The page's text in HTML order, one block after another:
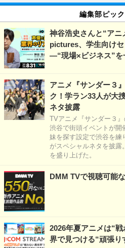
編集部ピッ
神谷浩史さんと“ア
pictures、学生向け
―“現場×ビジネス”を
アニメ『サンダー３
ク！学ラン33人が大
ネタ披露
TVアニメ『サンダー３
渋谷で街頭イベントが開
妹を探す設定で渋谷を練
がスペシャルネタを披
を盛り上げた。
DMM TVで視聴可能
2026年夏アニメは“
界で見つける“頑張り